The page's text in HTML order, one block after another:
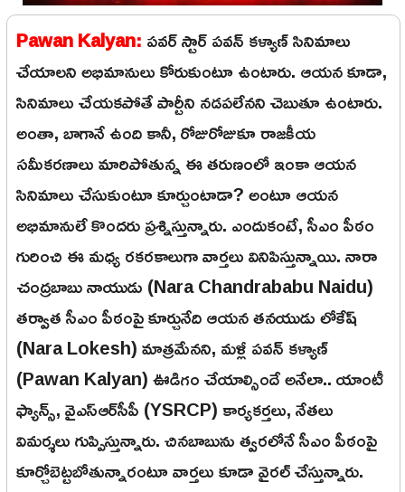
Pawan Kalyan:పవర్ స్టార్ పవన్ కళ్యాణ్ సినిమాలు
చేయాలని అభిమానులు కోరుకుంటూ ఉంటారు. ఆయన కూడా,
సినిమాలు చేయకపోతే పార్టీని నడపలేనని చెబుతూ ఉంటారు.
అంతా, బాగానే ఉంది కానీ, రోజురోజుకూ రాజకీయ
సమీకరణాలు మారిపోతున్న ఈ తరుణంలో ఇంకా ఆయన
సినిమాలు చేసుకుంటూ కూర్చుంటాడా? అంటూ ఆయన
అభిమానులే కొందరు ప్రశ్నిస్తున్నారు. ఎందుకంటే, సీఎం పీఠం
గురించి ఈ మధ్య రకరకాలుగా వార్తలు వినిపిస్తున్నాయి. నారా
చంద్రబాబు నాయుడు (Nara Chandrababu Naidu)
తర్వాత సీఎం పీఠంపై కూర్చునేది ఆయన తనయుడు లోకేష్
(Nara Lokesh) మాత్రమేనని, మళ్లీ పవన్ కళ్యాణ్
(Pawan Kalyan) ఊడిగం చేయాల్సిందే అనేలా.. యాంటీ
ఫ్యాన్స్, వైఎస్ఆర్‌సీపీ (YSRCP) కార్యకర్తలు, నేతలు
విమర్శలు గుప్పిస్తున్నారు. చినబాబును త్వరలోనే సీఎం పీఠంపై
కూర్చోబెట్టబోతున్నారంటూ వార్తలు కూడా వైరల్ చేస్తున్నారు.